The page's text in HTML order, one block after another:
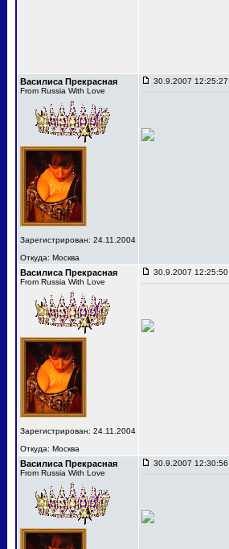
Василиса Прекрасная
From Russia With Love
Зарегистрирован: 24.11.2004
Откуда: Москва
30.9.2007 12:25:27
Василиса Прекрасная
From Russia With Love
Зарегистрирован: 24.11.2004
Откуда: Москва
30.9.2007 12:25:50
Василиса Прекрасная
From Russia With Love
30.9.2007 12:30:56